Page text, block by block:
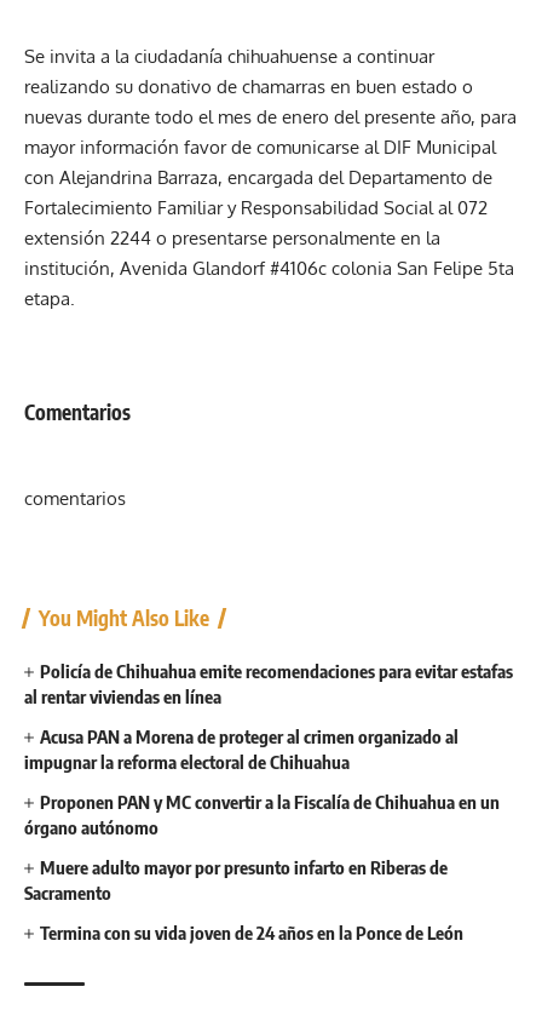
Se invita a la ciudadanía chihuahuense a continuar
realizando su donativo de chamarras en buen estado o
nuevas durante todo el mes de enero del presente año, para
mayor información favor de comunicarse al DIF Municipal
con Alejandrina Barraza, encargada del Departamento de
Fortalecimiento Familiar y Responsabilidad Social al 072
extensión 2244 o presentarse personalmente en la
institución, Avenida Glandorf #4106c colonia San Felipe 5ta
etapa.
Comentarios
comentarios
You Might Also Like
Policía de Chihuahua emite recomendaciones para evitar estafas
al rentar viviendas en línea
Acusa PAN a Morena de proteger al crimen organizado al
impugnar la reforma electoral de Chihuahua
Proponen PAN y MC convertir a la Fiscalía de Chihuahua en un
órgano autónomo
Muere adulto mayor por presunto infarto en Riberas de
Sacramento
Termina con su vida joven de 24 años en la Ponce de León